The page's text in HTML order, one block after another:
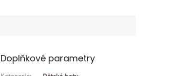
Doplňkové parametry